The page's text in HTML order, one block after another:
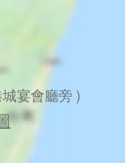
宴會廳旁 )